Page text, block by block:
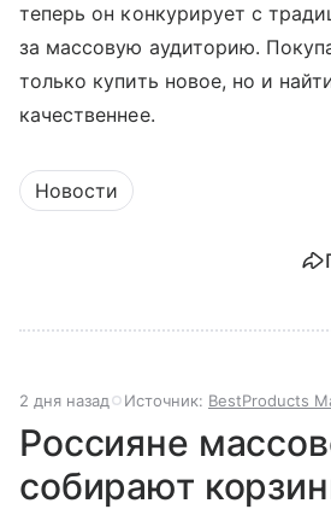
теперь он конкурирует с
за массовую аудиторию.
только купить новое, но и
качественнее.
Новости
2 дня назад Источник: BestProducts
Россияне
собирают